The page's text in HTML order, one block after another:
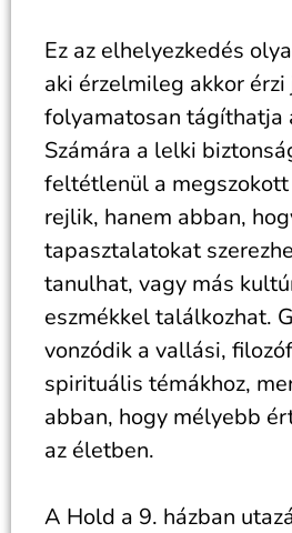
Ez az elhelyezkedés
aki érzelmileg akkor
folyamatosan tágíthatja
Számára a lelki
feltétlenül a
rejlik, hanem abban,
tapasztalatokat
tanulhat, vagy más
eszmékkel találkozhat.
vonzódik a vallási,
spirituális témákhoz,
abban, hogy mélyebb
az életben.
A Hold a 9. házban